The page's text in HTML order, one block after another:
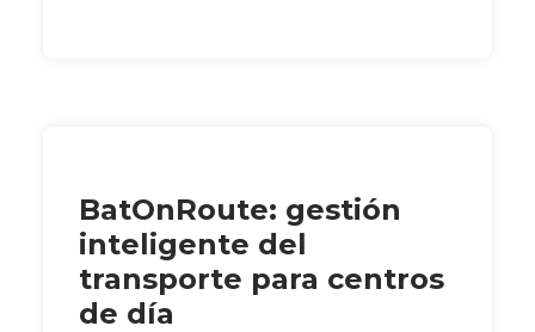
BatOnRoute: gestión
inteligente del
transporte para centros
de día